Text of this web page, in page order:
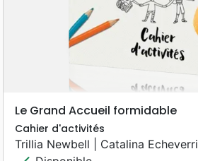
Le Grand Accueil formidable
Cahier d'activités
Trillia Newbell | Catalina Echeverri